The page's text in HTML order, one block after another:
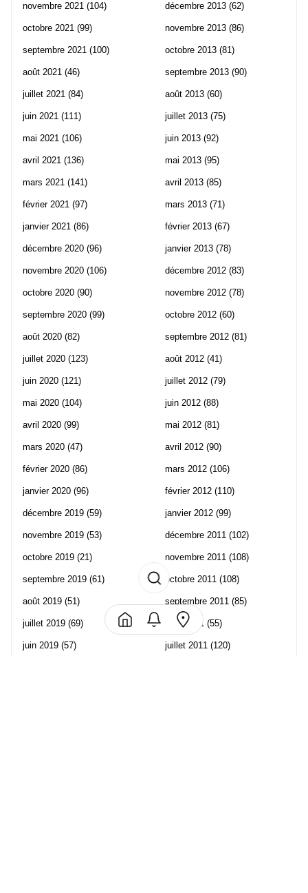
novembre 2021 (104)
octobre 2021 (99)
septembre 2021 (100)
août 2021 (46)
juillet 2021 (84)
juin 2021 (111)
mai 2021 (106)
avril 2021 (136)
mars 2021 (141)
février 2021 (97)
janvier 2021 (86)
décembre 2020 (96)
novembre 2020 (106)
octobre 2020 (90)
septembre 2020 (99)
août 2020 (82)
juillet 2020 (123)
juin 2020 (121)
mai 2020 (104)
avril 2020 (99)
mars 2020 (47)
février 2020 (86)
janvier 2020 (96)
décembre 2019 (59)
novembre 2019 (53)
octobre 2019 (21)
septembre 2019 (61)
août 2019 (51)
juillet 2019 (69)
juin 2019 (57)
décembre 2013 (62)
novembre 2013 (86)
octobre 2013 (81)
septembre 2013 (90)
août 2013 (60)
juillet 2013 (75)
juin 2013 (92)
mai 2013 (95)
avril 2013 (85)
mars 2013 (71)
février 2013 (67)
janvier 2013 (78)
décembre 2012 (83)
novembre 2012 (78)
octobre 2012 (60)
septembre 2012 (81)
août 2012 (41)
juillet 2012 (79)
juin 2012 (88)
mai 2012 (81)
avril 2012 (90)
mars 2012 (106)
février 2012 (110)
janvier 2012 (99)
décembre 2011 (102)
novembre 2011 (108)
octobre 2011 (108)
septembre 2011 (85)
août 2011 (55)
juillet 2011 (120)